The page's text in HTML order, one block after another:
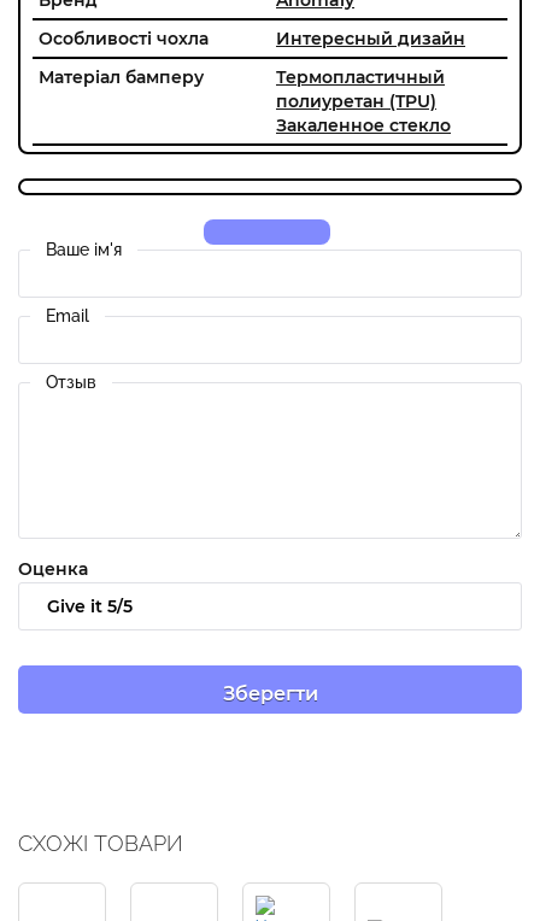
Особливості чохла
Интересный дизайн
Матеріал бамперу
Термопластичный
полиуретан (TPU)
Закаленное стекло
Ваше ім'я
Email
Отзыв
Оценка
СХОЖІ ТОВАРИ